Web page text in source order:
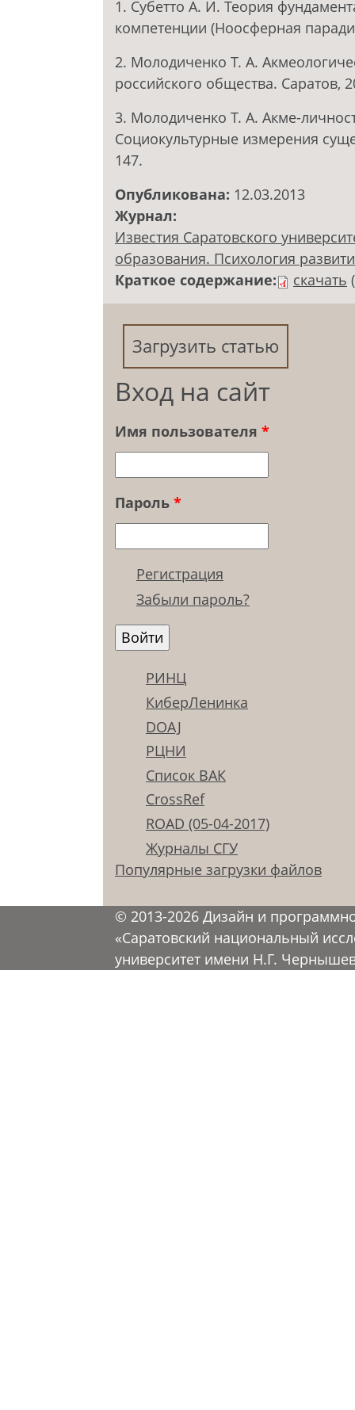
1. Субетто А. И. Теория
компетенции (Ноосферная
2. Молодиченко Т. А.
российского общества. Саратов,
3. Молодиченко Т. А. Акме-
Социокультурные измерения
147.
Опубликована: 12.03.2013
Журнал:
Известия Саратовского
образования. Психология
Краткое содержание:
скачать
Загрузить статью
Вход на сайт
Имя пользователя *
Пароль *
Регистрация
Забыли пароль?
РИНЦ
КиберЛенинка
DOAJ
РЦНИ
Список ВАК
CrossRef
ROAD (05-04-2017)
Журналы СГУ
Популярные загрузки файлов
© 2013-2026 Дизайн и
«Саратовский национальный
университет имени Н.Г.